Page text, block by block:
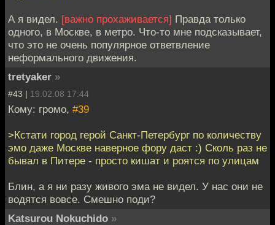
А я видел. [важно прохаживается] Правда только
одного, в Москве, в метро. Что-то мне подсказывает,
что это не очень популярное ответвление
неформального движения.
tretyaker »
#43 | 19.02.08 17:44
Кому: громо, #39
>Кстати город герой Санкт-Петербург по количеству
эмо даже Москве наверное фору даст :) Сколь раз не
бывал в Питере - просто кишат и роятся по улицам
Блин, а я ни разу живого эма не видел. У нас они не
водятся вовсе. Смешно поди?
Katsurou Nokuchido »